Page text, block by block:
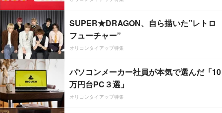
SUPER★DRAGON、自ら描いた”レトロ
フューチャー”
オリコンタイアップ特集
パソコンメーカー社員が本気で選んだ「10
万円台PC３選」
オリコンタイアップ特集